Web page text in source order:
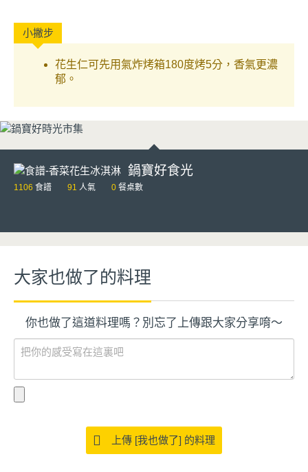
花生仁可先用氣炸烤箱180度烤5分，香氣更濃
郁。
鍋寶好食光
1106 食譜 91 人氣 0 餐桌數
大家也做了的料理
你也做了這道料理嗎？別忘了上傳跟大家分享唷～
上傳 [我也做了] 的料理